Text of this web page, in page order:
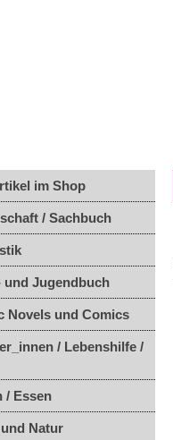
im Shop
/ Sachbuch
und Jugendbuch
Novels und Comics
/ Lebenshilfe /
/ Essen
Natur